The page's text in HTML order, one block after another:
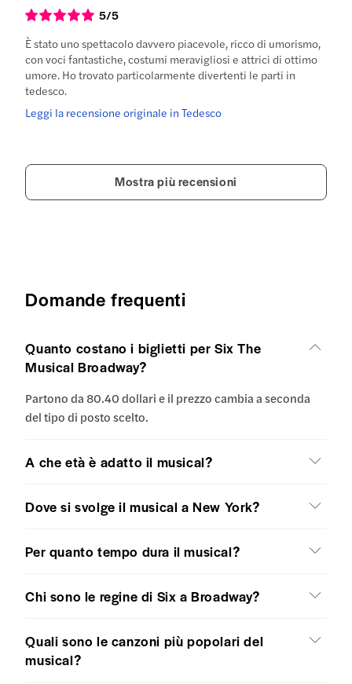
5/5
È stato uno spettacolo davvero piacevole, ricco di umorismo,
con voci fantastiche, costumi meravigliosi e attrici di ottimo
umore. Ho trovato particolarmente divertenti le parti in
tedesco.
Leggi la recensione originale in Tedesco
Mostra più recensioni
Domande frequenti
Quanto costano i biglietti per Six The
Musical Broadway?
Partono da 80.40 dollari e il prezzo cambia a seconda
del tipo di posto scelto.
A che età è adatto il musical?
Dove si svolge il musical a New York?
Per quanto tempo dura il musical?
Chi sono le regine di Six a Broadway?
Quali sono le canzoni più popolari del
musical?